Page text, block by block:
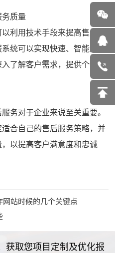
质量
利用技术手段来提高售后服
统可以实现快速、智能的售
了解客户需求，提供个性化
务对于企业来说至关重要。
合自己的售后服务策略，并
以提高客户满意度和忠诚
站时候的几个关键点
获取您项目定制及优化报